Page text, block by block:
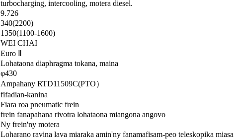
turbocharging, intercooling, motera diesel.
9.726
340(2200)
1350(1100-1600)
WEI CHAI
Euro Ⅱ
Lohataona diaphragma tokana, maina
φ430
Ampahany RTD11509C(PTO）
fifadian-kanina
Fiara roa pneumatic frein
frein fanapahana rivotra lohataona miangona angovo
Ny frein'ny motera
Loharano ravina lava miaraka amin'ny fanamafisam-peo teleskopika miasa